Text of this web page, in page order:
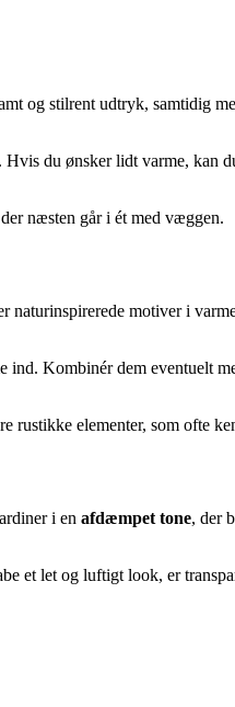
og stilrent udtryk, samtidig
du ønsker lidt varme, kan
næsten går i ét med væggen.
naturinspirerede motiver i
Kombinér dem eventuelt
elementer, som ofte
i en afdæmpet tone, der
et let og luftigt look, er